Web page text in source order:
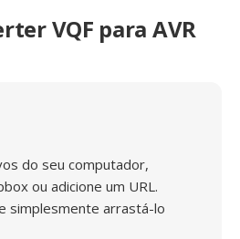
VQF para AVR
do seu computador,
ou adicione um URL.
simplesmente arrastá-lo